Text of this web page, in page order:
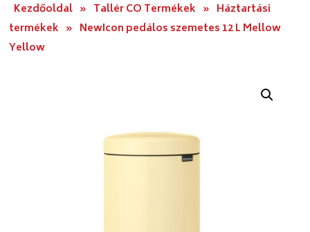
Kezdőoldal » Tallér CO Termékek » Háztartási
termékek » NewIcon pedálos szemetes 12 L Mellow
Yellow